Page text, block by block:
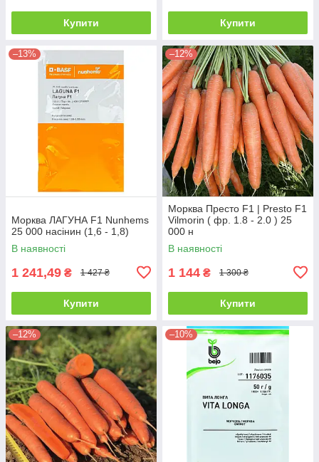
Купити Купити
–13%
Морква ЛАГУНА F1 Nunhems
25 000 насінин (1,6 - 1,8)
В наявності
1 241,49 ₴ 1 427 ₴
Купити
–12%
Морква Престо F1 | Presto F1
Vilmorin ( фр. 1.8 - 2.0 ) 25
000 н
В наявності
1 144 ₴ 1 300 ₴
Купити
–12% –10%